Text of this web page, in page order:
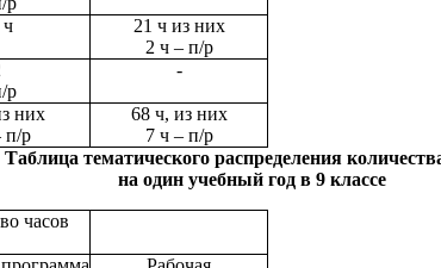
ч
21 ч из них
2 ч – п/р
р
-
них
п/р
68 ч, из них
7 ч – п/р
Таблица тематического распределения
на один учебный год в 9 классе
часов